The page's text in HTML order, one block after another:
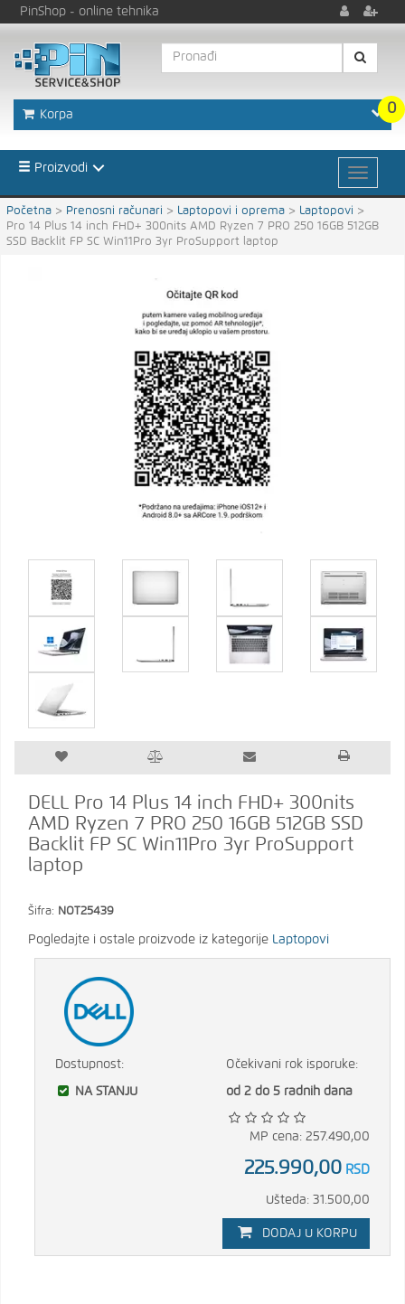
PinShop - online tehnika
0
Korpa
Proizvodi
Početna > Prenosni računari > Laptopovi i oprema > Laptopovi >
Pro 14 Plus 14 inch FHD+ 300nits AMD Ryzen 7 PRO 250 16GB 512GB
SSD Backlit FP SC Win11Pro 3yr ProSupport laptop
DELL Pro 14 Plus 14 inch FHD+ 300nits
AMD Ryzen 7 PRO 250 16GB 512GB SSD
Backlit FP SC Win11Pro 3yr ProSupport
laptop
Šifra: NOT25439
Pogledajte i ostale proizvode iz kategorije Laptopovi
Dostupnost:
NA STANJU
Očekivani rok isporuke:
od 2 do 5 radnih dana
MP cena: 257.490,00
225.990,00 RSD
Ušteda: 31.500,00
DODAJ U KORPU